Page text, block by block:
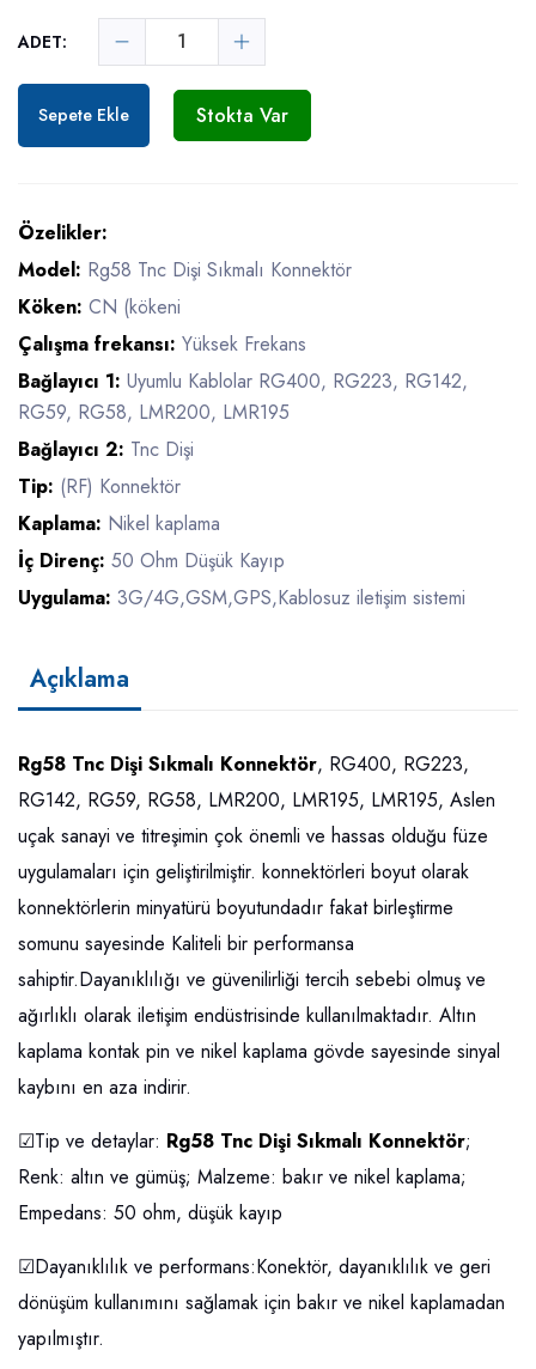
ADET:
Sepete Ekle Stokta Var
Özelikler:
Model: Rg58 Tnc Dişi Sıkmalı Konnektör
Köken: CN (kökeni
Çalışma frekansı: Yüksek Frekans
Bağlayıcı 1: Uyumlu Kablolar RG400, RG223, RG142,
RG59, RG58, LMR200, LMR195
Bağlayıcı 2: Tnc Dişi
Tip: (RF) Konnektör
Kaplama: Nikel kaplama
İç Direnç: 50 Ohm Düşük Kayıp
Uygulama: 3G/4G,GSM,GPS,Kablosuz iletişim sistemi
Açıklama
Rg58 Tnc Dişi Sıkmalı Konnektör, RG400, RG223,
RG142, RG59, RG58, LMR200, LMR195, LMR195, Aslen
uçak sanayi ve titreşimin çok önemli ve hassas olduğu füze
uygulamaları için geliştirilmiştir. konnektörleri boyut olarak
konnektörlerin minyatürü boyutundadır fakat birleştirme
somunu sayesinde Kaliteli bir performansa
sahiptir.Dayanıklılığı ve güvenilirliği tercih sebebi olmuş ve
ağırlıklı olarak iletişim endüstrisinde kullanılmaktadır. Altın
kaplama kontak pin ve nikel kaplama gövde sayesinde sinyal
kaybını en aza indirir.
☑Tip ve detaylar: Rg58 Tnc Dişi Sıkmalı Konnektör;
Renk: altın ve gümüş; Malzeme: bakır ve nikel kaplama;
Empedans: 50 ohm, düşük kayıp
☑Dayanıklılık ve performans:Konektör, dayanıklılık ve geri
dönüşüm kullanımını sağlamak için bakır ve nikel kaplamadan
yapılmıştır.